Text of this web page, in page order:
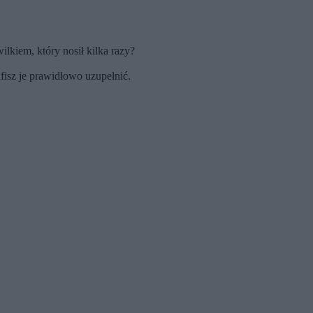
który nosił kilka razy?
je prawidłowo uzupełnić.